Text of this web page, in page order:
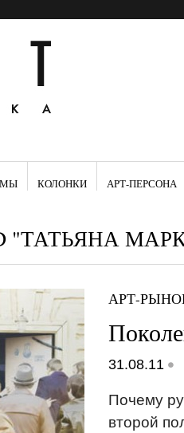
КОЛОНКИ АРТ-ПЕРСОНА
"ТАТЬЯНА
АРТ-
31.08.11 •
Почему
второй